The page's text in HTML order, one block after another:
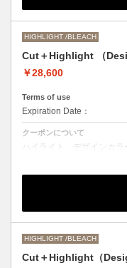
M ¥＋550 L¥＋1100 LL¥
HIGHLIGHT /BLEACH
Cut＋Highlight （
￥28,600
Terms of use
Expiration Date：
クーポンについて
ハイライト、デザインカ
できないデザインをご希
●ご希望の色やカラー履歴
施術時間、料金が前後する
M ¥＋1100 L¥＋1650 LL¥
HIGHLIGHT /BLEACH
Cut＋Highlight（